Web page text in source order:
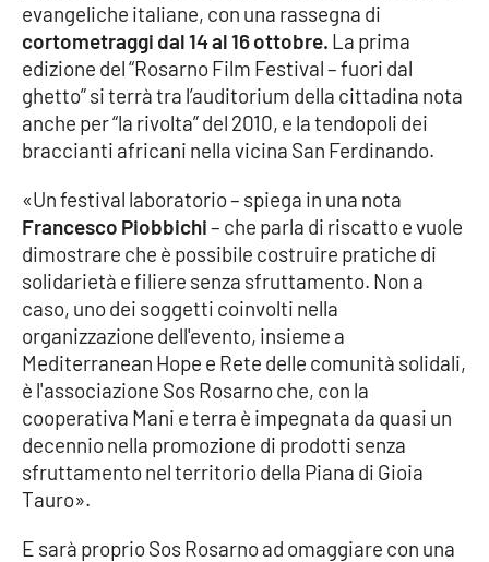
Cronaca
Cultura
Economia e Lavoro
Politica
Sanità
Sport
RUBRICHE
Good Morning Vietnam
Parchi Marini Calabria
evangeliche italiane, con una rassegna di
cortometraggi dal 14 al 16 ottobre. La prima
edizione del “Rosarno Film Festival – fuori dal
ghetto” si terrà tra l’auditorium della cittadina nota
anche per “la rivolta” del 2010, e la tendopoli dei
braccianti africani nella vicina San Ferdinando.
«Un festival laboratorio – spiega in una nota
Francesco Piobbichi– che parla di riscatto e vuole
dimostrare che è possibile costruire pratiche di
solidarietà e filiere senza sfruttamento. Non a
caso, uno dei soggetti coinvolti nella
organizzazione dell'evento, insieme a
Mediterranean Hope e Rete delle comunità solidali,
è l'associazione Sos Rosarno che, con la
cooperativa Mani e terra è impegnata da quasi un
decennio nella promozione di prodotti senza
sfruttamento nel territorio della Piana di Gioia
Tauro».
E sarà proprio Sos Rosarno ad omaggiare con una